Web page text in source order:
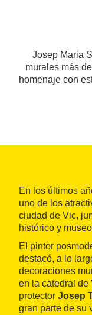
Josep Maria
murales más
homenaje con
En los últimos
uno de los
ciudad de Vic,
histórico y
El pintor
destacó, a lo
decoraciones
en la catedral de
protector Josep
gran parte de su